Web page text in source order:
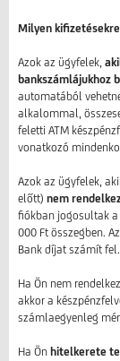
Milyen
Azok az ügyfelek,
bankszámlájukhoz
automatából
alkalommal,
feletti ATM
vonatkozó
Azok az ügyfelek,
előtt) nem
fiókban jogosultak a
000 Ft összegben.
Bank díjat számít fel.
Ha Ön nem
akkor a
számlaegyenleg
Ha Ön hitelkerete